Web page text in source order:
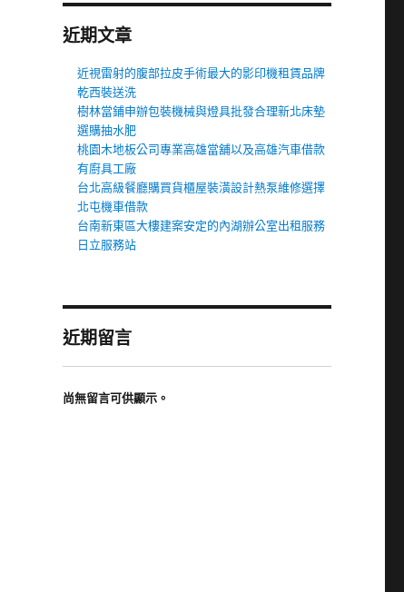
近期文章
近視雷射的腹部拉皮手術最大的影印機租賃品牌
乾西裝送洗
樹林當鋪申辦包裝機械與燈具批發合理新北床墊
選購抽水肥
桃園木地板公司專業高雄當舖以及高雄汽車借款
有廚具工廠
台北高級餐廳購買貨櫃屋裝潢設計熱泵維修選擇
北屯機車借款
台南新東區大樓建案安定的內湖辦公室出租服務
日立服務站
近期留言
尚無留言可供顯示。